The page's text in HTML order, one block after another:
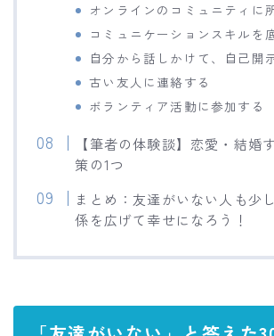
オンラインのコミュニティに
コミュニケーションスキルを
自分から話しかけて、自己開
古い友人に連絡する
ボランティア活動に参加する
【筆者の体験談】恋愛・結婚
策の1つ
まとめ：友達がいない人も少
係を広げて幸せになろう！